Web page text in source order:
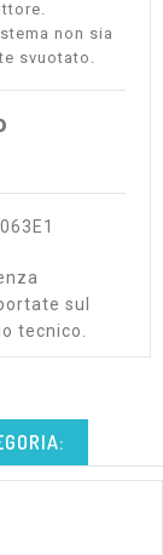
non sia
svuotato.
sul
tecnico.